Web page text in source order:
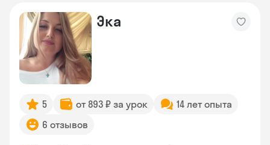
Эка
5 от 893 ₽ за урок
14 лет опыта
6 отзывов